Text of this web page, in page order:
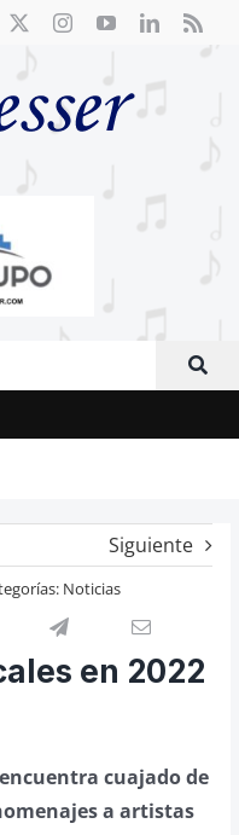
Siguiente
Noticias
en 2022
cuajado de
a artistas